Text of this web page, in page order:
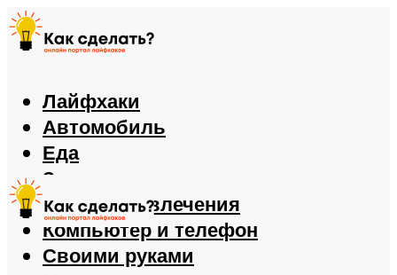
Лайфхаки
Автомобиль
Еда
Здоровье
Игры и развлечения
Компьютер и телефон
Своими руками